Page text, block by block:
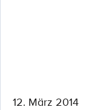
12. März 2014